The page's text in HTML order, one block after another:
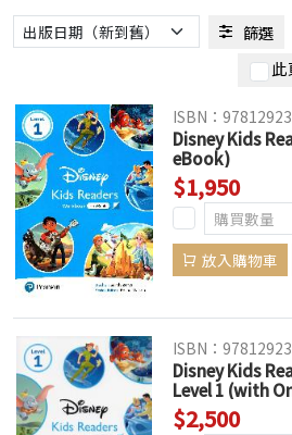
篩選
ISBN：
Disney Kids
eBook)
$1,950
放入購物車
ISBN：
Disney Kids
Level 1 (with
eBook)
$2,500